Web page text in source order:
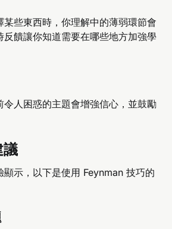
某些東西時，你理解中的薄弱環節會
反饋讓你知道需要在哪些地方加強學
令人困惑的主題會增強信心，並鼓勵
議
顯示，以下是使用 Feynman 技巧的